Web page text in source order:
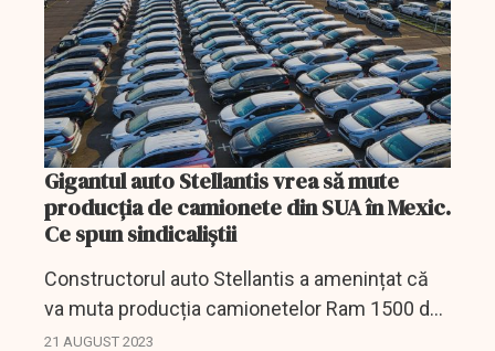
Gigantul auto Stellantis vrea să mute
producția de camionete din SUA în Mexic.
Ce spun sindicaliștii
Constructorul auto Stellantis a amenințat că
va muta producția camionetelor Ram 1500 de
la o fabrică din suburbia Detroit, în Mexic, a
21 AUGUST 2023